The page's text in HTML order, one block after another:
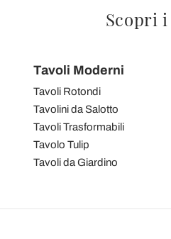
Scopri
Tavoli Moderni
Tavoli Rotondi
Tavolini da Salotto
Tavoli Trasformabili
Tavolo Tulip
Tavoli da Giardino